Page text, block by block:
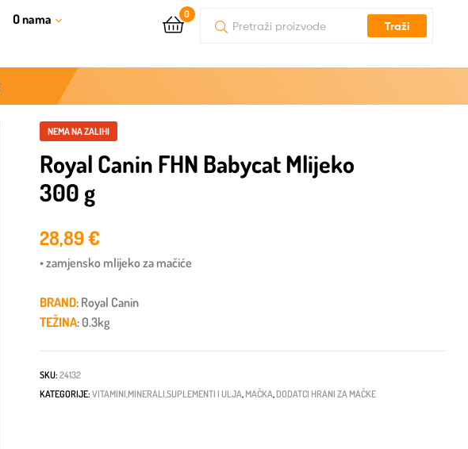
O nama 0
Traži
NEMA NA ZALIHI
Royal Canin FHN Babycat Mlijeko
300 g
28,89€
• zamjensko mlijeko za mačiće
BRAND: Royal Canin
TEŽINA: 0.3kg
SKU:24132
KATEGORIJE:VITAMINI,MINERALI,SUPLEMENTI I ULJA, MAČKA, DODATCI HRANI ZA MAČKE